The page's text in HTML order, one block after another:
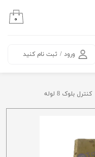
ورود / ثبت نام کنید
۰
کنترل بلوک 8 لوله